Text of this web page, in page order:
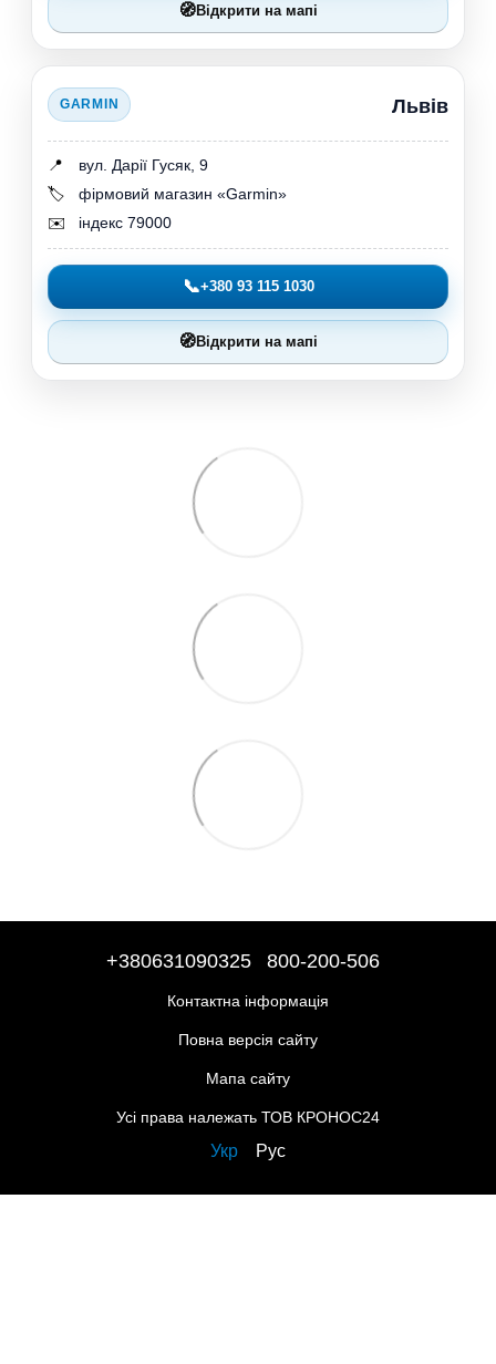
🧭Відкрити на мапі
GARMIN Львів
📍
вул. Дарії Гусяк, 9
🏷️
фірмовий магазин «Garmin»
✉️
індекс 79000
📞+380 93 115 1030
🧭Відкрити на мапі
+380631090325 800-200-506
Контактна інформація
Повна версія сайту
Мапа сайту
Усі права належать ТОВ КРОНОС24
Укр Рус